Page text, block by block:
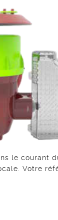
le courant
Votre